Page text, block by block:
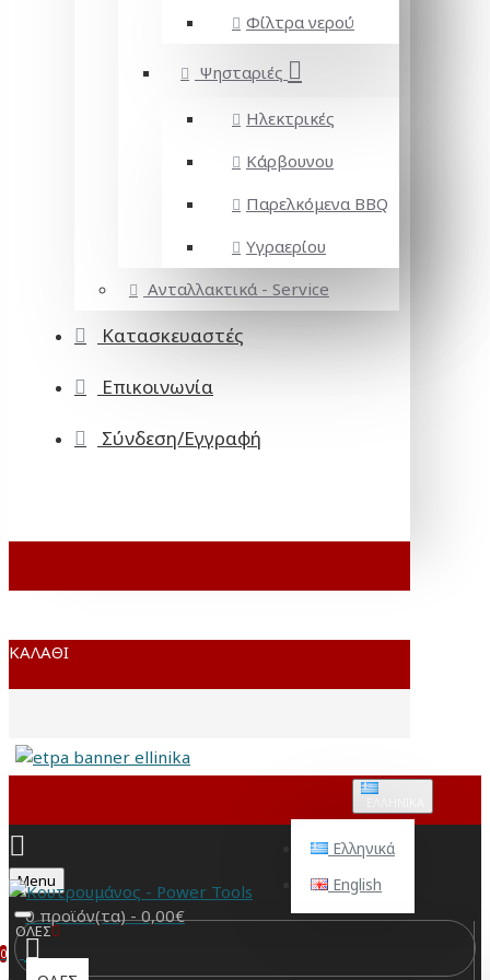
Φίλτρα νερού
Ψησταριές
Ηλεκτρικές
Κάρβουνου
Παρελκόμενα BBQ
Υγραερίου
Ανταλλακτικά - Service
Κατασκευαστές
Επικοινωνία
Σύνδεση/Εγγραφή
ΚΑΛΆΘΙ
Ελληνικά
English
Menu
0 προϊόν(τα) - 0,00€
0
ΟΛΕΣ